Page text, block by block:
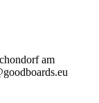
am